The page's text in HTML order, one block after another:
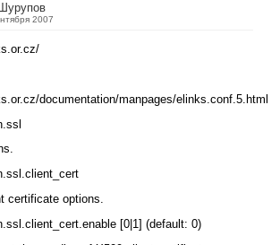
2007
documentation/manpages/elinks.conf.5.html
certificate options.
[0|1] (default: 0)